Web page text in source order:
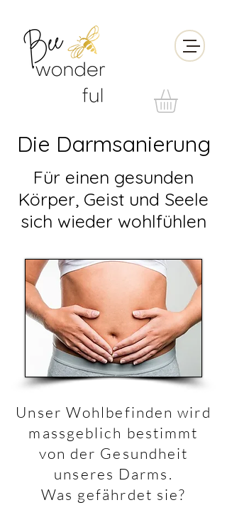
Die Darmsanierung
Für einen gesunden
Körper, Geist und Seele
sich wieder wohlfühlen
Unser Wohlbefinden wird
massgeblich bestimmt
von der Gesundheit
unseres Darms.
Was gefährdet sie?